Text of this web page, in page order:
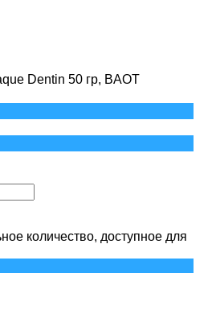
Dentin 50 гр, BAOT
количество, доступное для